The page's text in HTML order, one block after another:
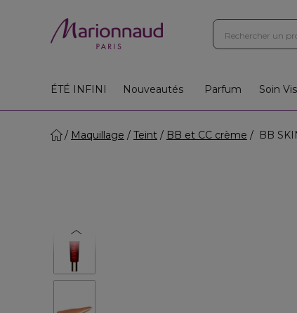
ÉTÉ INFINI Nouveautés Parfum Soin
Maquillage Teint BB et CC crème BB